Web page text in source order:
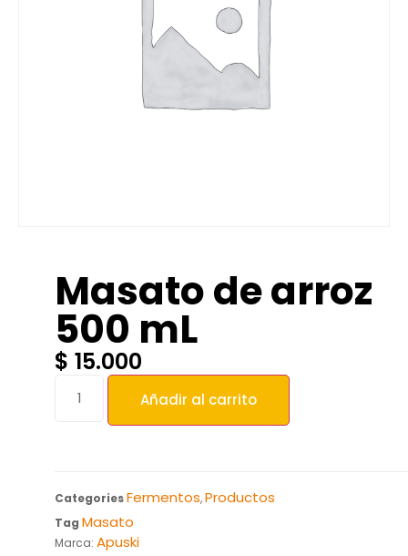
Masato de arroz
500 mL
$ 15.000
Añadir al carrito
CategoriesFermentos,Productos
Tag Masato
Marca: Apuski